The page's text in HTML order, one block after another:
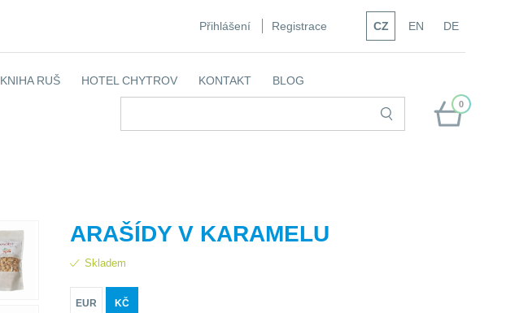
Přihlášení Registrace CZ EN DE
KNIHA RUŠ HOTEL CHYTROV KONTAKT BLOG
0
ARAŠÍDY V KARAMELU
Skladem
EUR KČ